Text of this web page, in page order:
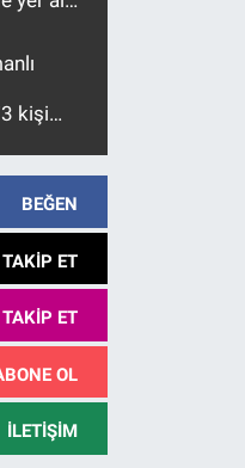
kişi
BEĞEN
TAKIP ET
TAKIP ET
OL
İLETIŞIM